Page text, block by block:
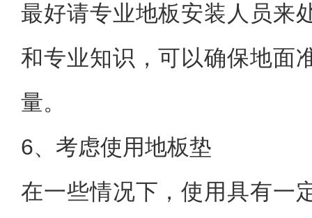
最好请专业地板安装人员来
和专业知识，可以确保地面
量。
6、考虑使用地板垫
在一些情况下，使用具有一